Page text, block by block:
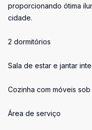
proporcionando ótima
cidade.
2 dormitórios
Sala de estar e jantar
Cozinha com móveis
Área de serviço